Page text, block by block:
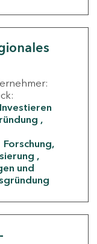
Investieren
Forschung,
und